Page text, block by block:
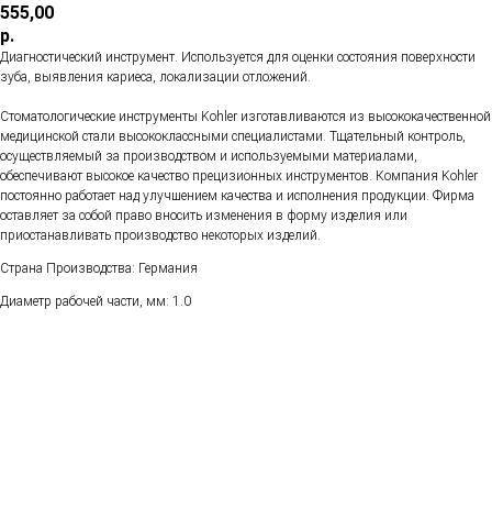
555,00
р.
Диагностический инструмент. Используется для оценки состояния поверхности
зуба, выявления кариеса, локализации отложений.
Стоматологические инструменты Kohler изготавливаются из высококачественной
медицинской стали высококлассными специалистами. Тщательный контроль,
осуществляемый за производством и используемыми материалами,
обеспечивают высокое качество прецизионных инструментов. Компания Kohler
постоянно работает над улучшением качества и исполнения продукции. Фирма
оставляет за собой право вносить изменения в форму изделия или
приостанавливать производство некоторых изделий.
Страна Производства: Германия
Диаметр рабочей части, мм: 1.0